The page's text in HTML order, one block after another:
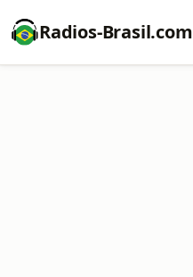
Radios-Brasil.com